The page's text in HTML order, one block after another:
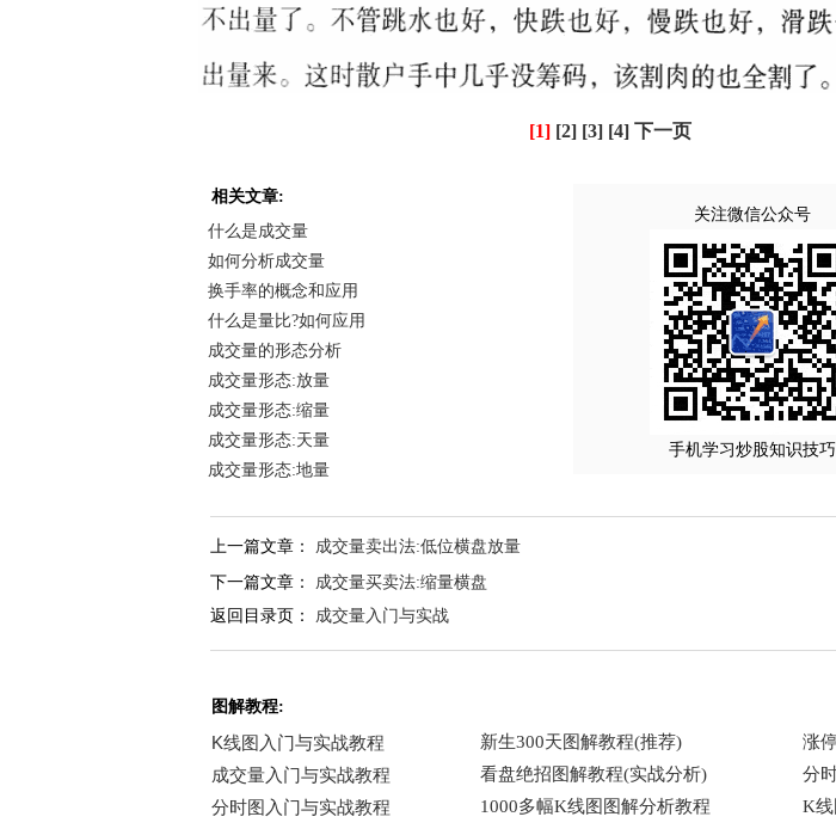
[1] [2] [3] [4] 下一页
相关文章:
什么是成交量
如何分析成交量
换手率的概念和应用
什么是量比?如何应用
成交量的形态分析
成交量形态:放量
成交量形态:缩量
成交量形态:天量
成交量形态:地量
关注微信公众号
手机学习炒股知识技巧
上一篇文章： 成交量卖出法:低位横盘放量
下一篇文章： 成交量买卖法:缩量横盘
返回目录页： 成交量入门与实战
图解教程: